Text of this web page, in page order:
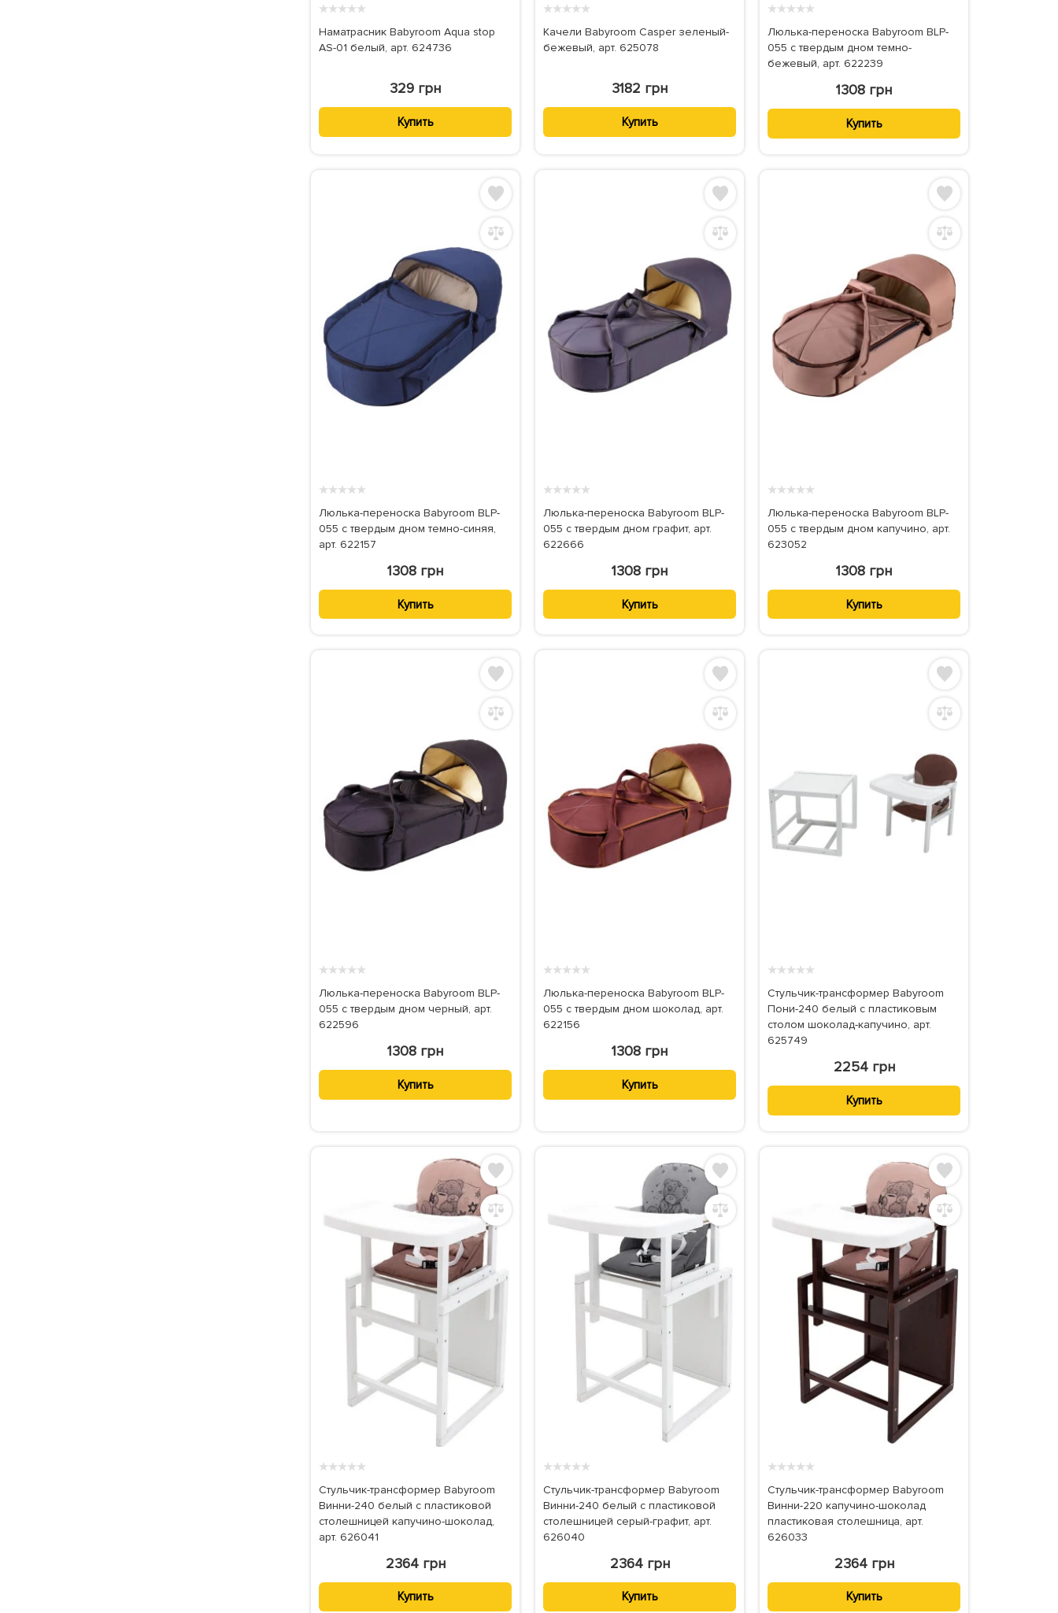
★★★★★
Наматрасник Babyroom Aqua stop
AS-01 белый, арт. 624736
329 грн
Купить
★★★★★
Качели Babyroom Casper зеленый-
бежевый, арт. 625078
3182 грн
Купить
★★★★★
Люлька-переноска Babyroom BLP-
055 с твердым дном темно-
бежевый, арт. 622239
1308 грн
Купить
★★★★★
Люлька-переноска Babyroom BLP-
055 с твердым дном темно-синяя,
арт. 622157
1308 грн
Купить
★★★★★
Люлька-переноска Babyroom BLP-
055 с твердым дном графит, арт.
622666
1308 грн
Купить
★★★★★
Люлька-переноска Babyroom BLP-
055 с твердым дном капучино, арт.
623052
1308 грн
Купить
★★★★★
Люлька-переноска Babyroom BLP-
055 с твердым дном черный, арт.
622596
1308 грн
Купить
★★★★★
Люлька-переноска Babyroom BLP-
055 с твердым дном шоколад, арт.
622156
1308 грн
Купить
★★★★★
Стульчик-трансформер Babyroom
Пони-240 белый с пластиковым
столом шоколад-капучино, арт.
625749
2254 грн
Купить
★★★★★
Стульчик-трансформер Babyroom
Винни-240 белый с пластиковой
столешницей капучино-шоколад,
арт. 626041
2364 грн
Купить
★★★★★
Стульчик-трансформер Babyroom
Винни-240 белый с пластиковой
столешницей серый-графит, арт.
626040
2364 грн
Купить
★★★★★
Стульчик-трансформер Babyroom
Винни-220 капучино-шоколад
пластиковая столешница, арт.
626033
2364 грн
Купить